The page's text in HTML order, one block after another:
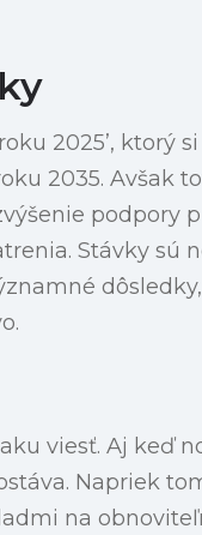
2025’, ktorý
2035. Avšak
podpory
Stávky sú
viesť. Aj keď
Napriek
na